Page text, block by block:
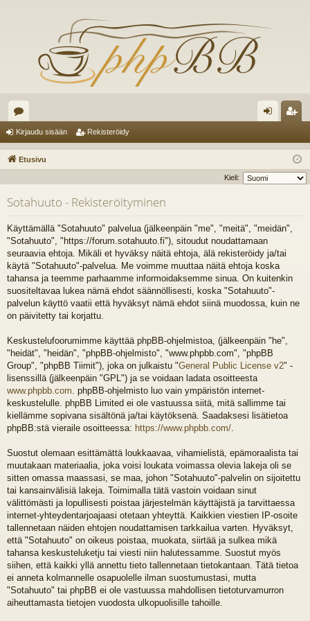
es
ku
ua
lu
ee
t
au
du
sä
ist
er
dy
Kirjaudu sisään Rekisteröidy
Etusivu
Kieli:
Sotahuuto - Rekisteröityminen
Käyttämällä "Sotahuuto" palvelua (jälkeenpäin "me", "meitä", "meidän",
"Sotahuuto", "https://forum.sotahuuto.fi"), sitoudut noudattamaan
seuraavia ehtoja. Mikäli et hyväksy näitä ehtoja, älä rekisteröidy ja/tai
käytä "Sotahuuto"-palvelua. Me voimme muuttaa näitä ehtoja koska
tahansa ja teemme parhaamme informoidaksemme sinua. On kuitenkin
suositeltavaa lukea nämä ehdot säännöllisesti, koska "Sotahuuto"-
palvelun käyttö vaatii että hyväksyt nämä ehdot siinä muodossa, kuin ne
on päivitetty tai korjattu.
Keskustelufoorumimme käyttää phpBB-ohjelmistoa, (jälkeenpäin "he",
"heidät", "heidän", "phpBB-ohjelmisto", "www.phpbb.com", "phpBB
Group", "phpBB Tiimit"), joka on julkaistu "General Public License v2" -
lisenssillä (jälkeenpäin "GPL") ja se voidaan ladata osoitteesta
www.phpbb.com . phpBB-ohjelmisto luo vain ympäristön internet-
keskustelulle. phpBB Limited ei ole vastuussa siitä, mitä sallimme tai
kiellämme sopivana sisältönä ja/tai käytöksenä. Saadaksesi lisätietoa
phpBB:stä vieraile osoitteessa: https://www.phpbb.com/
Suostut olemaan esittämättä loukkaavaa, vihamielistä, epämoraalista tai
muutakaan materiaalia, joka voisi loukata voimassa olevia lakeja oli se
sitten omassa maassasi, se maa, johon "Sotahuuto"-palvelin on sijoitettu
tai kansainvälisiä lakeja. Toimimalla tätä vastoin voidaan sinut
välittömästi ja lopullisesti poistaa järjestelmän käyttäjistä ja tarvittaessa
internet-yhteydentarjoajaasi otetaan yhteyttä. Kaikkien viestien IP-osoite
tallennetaan näiden ehtojen noudattamisen tarkkailua varten. Hyväksyt,
että "Sotahuuto" on oikeus poistaa, muokata, siirtää ja sulkea mikä
tahansa keskusteluketju tai viesti niin halutessamme. Suostut myös
siihen, että kaikki yllä annettu tieto tallennetaan tietokantaan. Tätä tietoa
ei anneta kolmannelle osapuolelle ilman suostumustasi, mutta
"Sotahuuto" tai phpBB ei ole vastuussa mahdollisen tietoturvamurron
aiheuttamasta tietojen vuodosta ulkopuolisille tahoille.